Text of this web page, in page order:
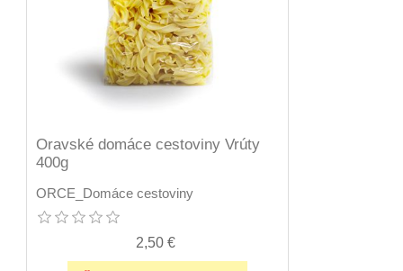
Oravské domáce cestoviny Vrúty
400g
ORCE_Domáce cestoviny
2,50 €